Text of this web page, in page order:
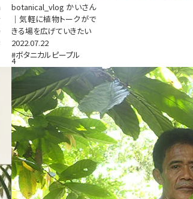
botanical_vlog かいさん
｜気軽に植物トークがで
きる場を広げていきたい
2022.07.22
#ボタニカルピープル
4